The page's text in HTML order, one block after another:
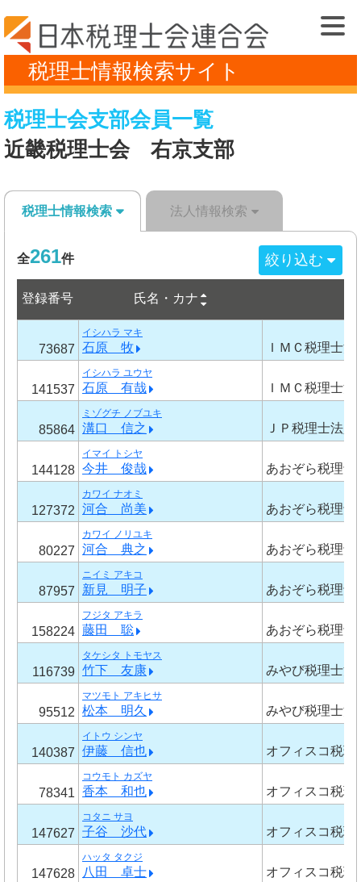
税理士情報検索サイト
税理士会支部会員一覧
近畿税理士会 右京支部
税理士情報検索 法人情報検索
全261件 絞り込む
登録番号 氏名・カナ
73687
イシハラ マキ
石原 牧 ＩＭＣ税理士法
141537
イシハラ ユウヤ
石原 有哉 ＩＭＣ税理士法
85864
ミゾグチ ノブユキ
溝口 信之 ＪＰ税理士法
144128
イマイ トシヤ
今井 俊哉 あおぞら税理士
127372
カワイ ナオミ
河合 尚美 あおぞら税理士
80227
カワイ ノリユキ
河合 典之 あおぞら税理士
87957
ニイミ アキコ
新見 明子 あおぞら税理士
158224
フジタ アキラ
藤田 聡 あおぞら税理士
116739
タケシタ トモヤス
竹下 友康 みやび税理士法
95512
マツモト アキヒサ
松本 明久 みやび税理士法
140387
イトウ シンヤ
伊藤 信也 オフィスコ税理
78341
コウモト カズヤ
香本 和也 オフィスコ税理
147627
コタニ サヨ
子谷 沙代 オフィスコ税理
147628
ハッタ タクジ
八田 卓士 オフィスコ税理